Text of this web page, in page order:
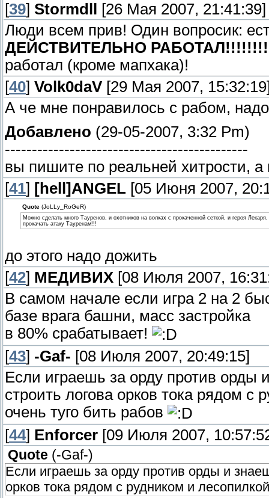
[39] Stormdll
[26 Мая 2007, 21:41:39]
Люди всем прив! Один вопросик:
ДЕЙСТВИТЕЛЬНО
работал (кроме мапхака)!
[40] Volk0daV [29 Мая 2007,
А че мне понравилось с рабом,
Добавлено (29-05-2007, 3:32 Pm)
---------------------------------------------
вы пишите по реальней хитрости, а
[41] [hell]ANGEL [05 Июня 2007,
Quote(JoLLy_RoGeR)
Можно сделать много Тауренов, и охотников на волках с прокаченной сеткой, и героя
прокачать атаку Тауренам!!!
до этого надо дожить
[42] МЕДИВИХ [08 Июля 2007,
В самом начале если игра 2 на 2
базе врага башни, масс застройка
в 80% срабатывает!
[43] -Gaf- [08 Июля 2007, 20:49:15]
Если играешь за орду против орды
строить логова орков тока рядом с
очень туго бить рабов
[44] Enforcer [09 Июля 2007,
Quote (-Gaf-)
Если играешь за орду против орды и
орков тока рядом с рудником и